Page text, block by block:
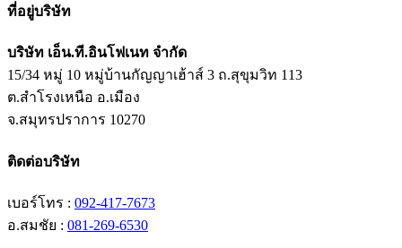
ที่อยู่บริษัท
บริษัท เอ็น.ที.อินโฟเนท จำกัด
15/34 หมู่ 10 หมู่บ้านกัญญาเฮ้าส์ 3 ถ.สุขุมวิท 113
ต.สำโรงเหนือ อ.เมือง
จ.สมุทรปราการ 10270
ติดต่อบริษัท
เบอร์โทร : 092-417-7673
อ.สมชัย : 081-269-6530